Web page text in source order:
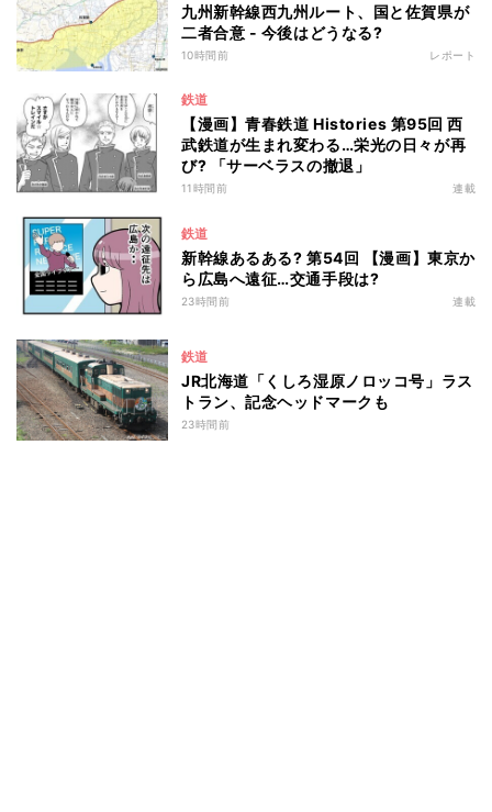
九州新幹線西九州ルート、国と佐賀県が
二者合意 - 今後はどうなる?
10時間前 レポート
鉄道
【漫画】青春鉄道 Histories 第95回 西
武鉄道が生まれ変わる…栄光の日々が再
び? 「サーベラスの撤退」
11時間前 連載
鉄道
新幹線あるある? 第54回 【漫画】東京か
ら広島へ遠征…交通手段は?
23時間前 連載
鉄道
JR北海道「くしろ湿原ノロッコ号」ラス
トラン、記念ヘッドマークも
23時間前